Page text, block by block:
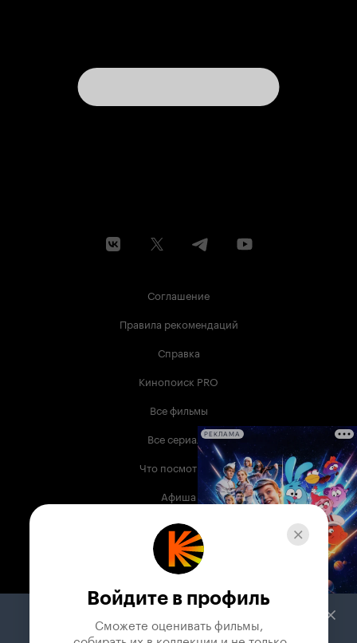
Соглашение
Правила рекомендаций
Справка
Кинопоиск PRO
Все фильмы
Все сериалы
Что посмотреть
Афиша
Музыка
Телепрограмма
Служба поддержки
РЕКЛАМА
Войдите в профиль
Сможете оценивать фильмы,